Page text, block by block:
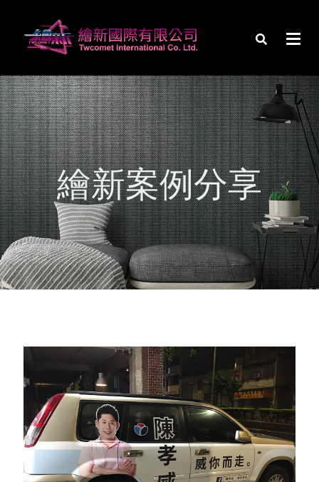
繪新案例分享